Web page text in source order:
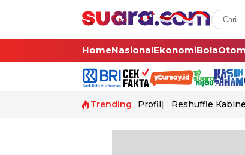
HomeNasionalEkonomiBola
Trending Profil Reshuffle